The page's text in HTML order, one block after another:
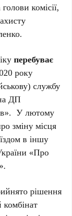
комісії,
перебуває
року
службу
ДП
У лютому
зміну місця
в іншу
«Про
рішення